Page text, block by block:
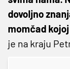
dovoljno
momčad
je na kraju